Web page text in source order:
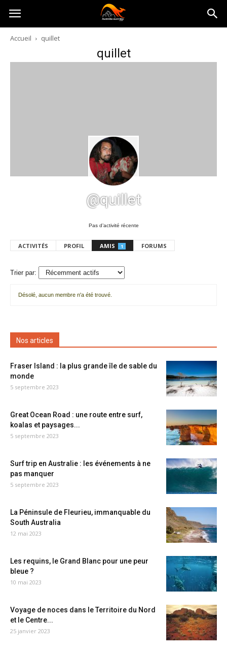
Australia-
australie.com
Accueil quillet
quillet
@quillet
Pas d’activité récente
ACTIVITÉS PROFIL AMIS 1 FORUMS
Trier par:
amis
Désolé, aucun membre n'a été trouvé.
Nos articles
Fraser Island : la plus grande île de sable du
monde
5 septembre 2023
Great Ocean Road : une route entre surf,
koalas et paysages...
5 septembre 2023
Surf trip en Australie : les événements à ne
pas manquer
5 septembre 2023
La Péninsule de Fleurieu, immanquable du
South Australia
12 mai 2023
Les requins, le Grand Blanc pour une peur
bleue ?
10 mai 2023
Voyage de noces dans le Territoire du Nord
et le Centre...
25 janvier 2023